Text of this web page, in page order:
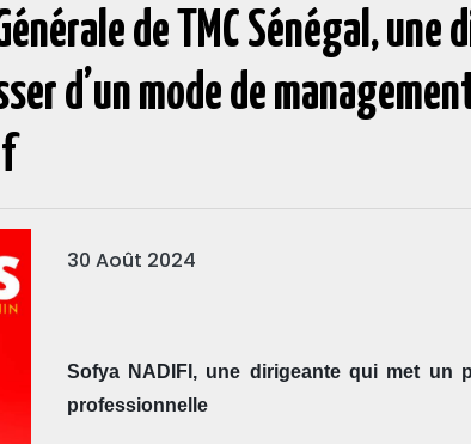
de TMC Sénégal,
d’un mode de
30 Août 2024
Sofya NADIFI, une dirigeante qui met un
professionnelle